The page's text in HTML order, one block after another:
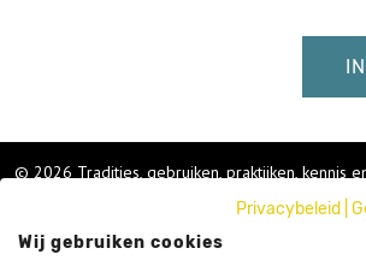
© 2026 Tradities, gebruiken, praktijken, kennis
Gebruikersvoorwaarden
Privacybeleid
Wij gebruiken cookies